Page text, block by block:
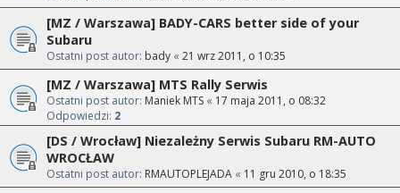
[MZ / Warszawa] BADY-CARS better side of your
Subaru
Ostatni post autor: bady « 21 wrz 2011, o 10:35
[MZ / Warszawa] MTS Rally Serwis
Ostatni post autor: Maniek MTS « 17 maja 2011, o 08:32
Odpowiedzi: 2
[DS / Wrocław] Niezależny Serwis Subaru RM-AUTO
WROCŁAW
Ostatni post autor: RMAUTOPLEJADA « 11 gru 2010, o 18:35